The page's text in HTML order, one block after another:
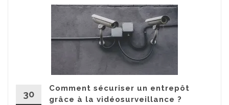
30
Comment sécuriser un entrepôt
grâce à la vidéosurveillance ?